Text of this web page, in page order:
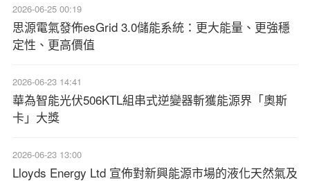
2026-06-25 00:19
思源電氣發佈esGrid 3.0儲能系統：更大能量、更強穩
定性、更高價值
2026-06-23 14:41
華為智能光伏506KTL組串式逆變器斬獲能源界「奧斯
卡」大獎
2026-06-23 13:00
Lloyds Energy Ltd 宣佈對新興能源市場的液化天然氣及